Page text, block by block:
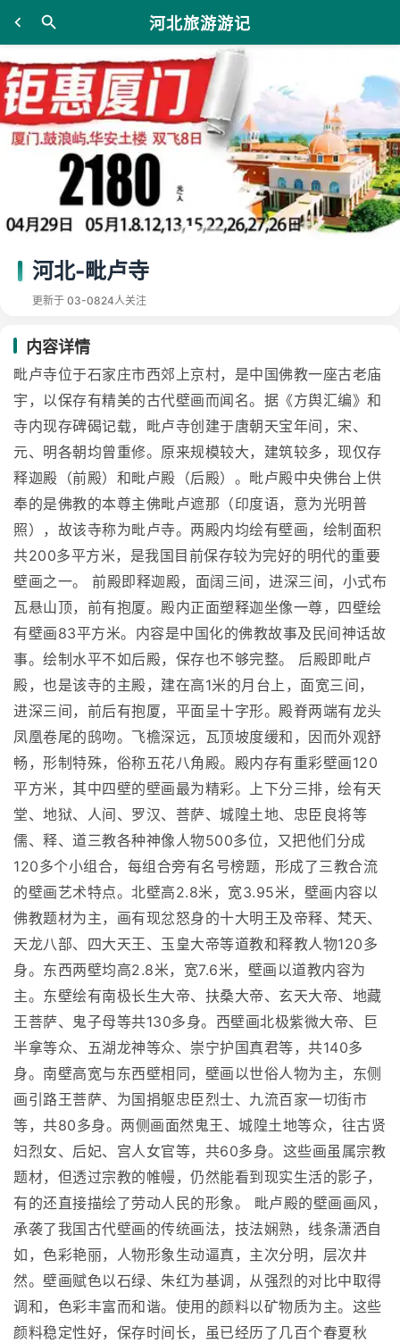
河北旅游游记
河北-毗卢寺
更新于 03-0824人关注
内容详情
毗卢寺位于石家庄市西郊上京村，是中国佛教一座古老庙
宇，以保存有精美的古代壁画而闻名。据《方舆汇编》和
寺内现存碑碣记载，毗卢寺创建于唐朝天宝年间，宋、
元、明各朝均曾重修。原来规模较大，建筑较多，现仅存
释迦殿（前殿）和毗卢殿（后殿）。毗卢殿中央佛台上供
奉的是佛教的本尊主佛毗卢遮那（印度语，意为光明普
照），故该寺称为毗卢寺。两殿内均绘有壁画，绘制面积
共200多平方米，是我国目前保存较为完好的明代的重要
壁画之一。 前殿即释迦殿，面阔三间，进深三间，小式布
瓦悬山顶，前有抱厦。殿内正面塑释迦坐像一尊，四壁绘
有壁画83平方米。内容是中国化的佛教故事及民间神话故
事。绘制水平不如后殿，保存也不够完整。 后殿即毗卢
殿，也是该寺的主殿，建在高1米的月台上，面宽三间，
进深三间，前后有抱厦，平面呈十字形。殿脊两端有龙头
凤凰卷尾的鸱吻。飞檐深远，瓦顶坡度缓和，因而外观舒
畅，形制特殊，俗称五花八角殿。殿内存有重彩壁画120
平方米，其中四壁的壁画最为精彩。上下分三排，绘有天
堂、地狱、人间、罗汉、菩萨、城隍土地、忠臣良将等
儒、释、道三教各种神像人物500多位，又把他们分成
120多个小组合，每组合旁有名号榜题，形成了三教合流
的壁画艺术特点。北壁高2.8米，宽3.95米，壁画内容以
佛教题材为主，画有现忿怒身的十大明王及帝释、梵天、
天龙八部、四大天王、玉皇大帝等道教和释教人物120多
身。东西两壁均高2.8米，宽7.6米，壁画以道教内容为
主。东壁绘有南极长生大帝、扶桑大帝、玄天大帝、地藏
王菩萨、鬼子母等共130多身。西壁画北极紫微大帝、巨
半拿等众、五湖龙神等众、崇宁护国真君等，共140多
身。南壁高宽与东西壁相同，壁画以世俗人物为主，东侧
画引路王菩萨、为国捐躯忠臣烈士、九流百家一切街市
等，共80多身。两侧画面然鬼王、城隍土地等众，往古贤
妇烈女、后妃、宫人女官等，共60多身。这些画虽属宗教
题材，但透过宗教的帷幔，仍然能看到现实生活的影子，
有的还直接描绘了劳动人民的形象。 毗卢殿的壁画画风，
承袭了我国古代壁画的传统画法，技法娴熟，线条潇洒自
如，色彩艳丽，人物形象生动逼真，主次分明，层次井
然。壁画赋色以石绿、朱红为基调，从强烈的对比中取得
调和，色彩丰富而和谐。使用的颜料以矿物质为主。这些
颜料稳定性好，保存时间长，虽已经历了几百个春夏秋